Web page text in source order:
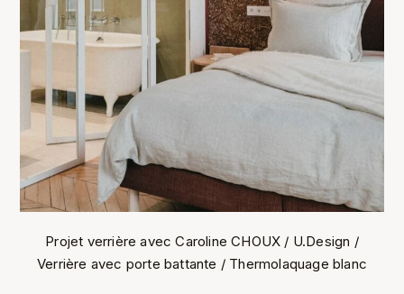
Projet verrière avec Caroline CHOUX / U.Design /
Verrière avec porte battante / Thermolaquage blanc